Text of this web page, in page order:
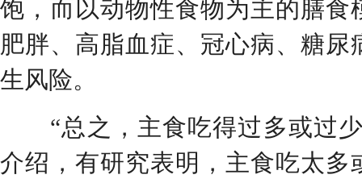
饱，而以动物性食物为主的膳食
肥胖、高脂血症、冠心病、糖尿
生风险。
“总之，主食吃得过多或过少
介绍，有研究表明，主食吃太多